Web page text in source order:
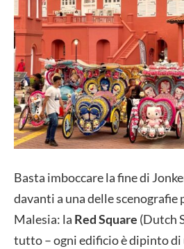
Basta imboccare la fine di
davanti a una delle scenografie
Malesia: la Red Square (Dutch
tutto – ogni edificio è dipinto